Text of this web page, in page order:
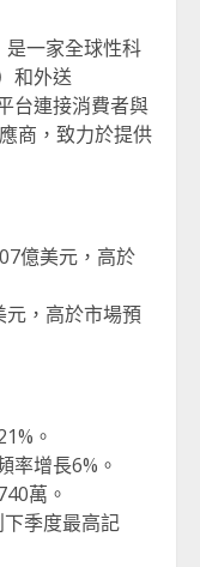
一家全球性科
和外送
台連接消費者與
商，致力於提供
億美元，高於
元，高於市場預
。
率增長6%。
萬。
下季度最高記